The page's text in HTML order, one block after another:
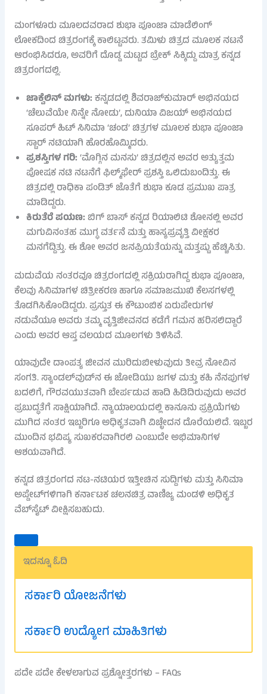
ಮಂಗಳೂರು ಮೂಲದವರಾದ ಶುಭಾ ಪೂಂಜಾ ಮಾಡೆಲಿಂಗ್
ಲೋಕದಿಂದ ಚಿತ್ರರಂಗಕ್ಕೆ ಕಾಲಿಟ್ಟವರು. ತಮಿಳು ಚಿತ್ರದ ಮೂಲಕ ನಟನೆ
ಆರಂಭಿಸಿದರೂ, ಅವರಿಗೆ ದೊಡ್ಡ ಮಟ್ಟದ ಬ್ರೇಕ್ ಸಿಕ್ಕಿದ್ದು ಮಾತ್ರ ಕನ್ನಡ
ಚಿತ್ರರಂಗದಲ್ಲಿ.
ಜಾಕ್ವೆಲಿನ್ ಮಗಳು:ಕನ್ನಡದಲ್ಲಿ ಶಿವರಾಜ್‌ಕುಮಾರ್ ಅಭಿನಯದ
‘ಚೆಲುವೆಯೇ ನಿನ್ನೇ ನೋಡು’, ದುನಿಯಾ ವಿಜಯ್ ಅಭಿನಯದ
ಸೂಪರ್ ಹಿಟ್ ಸಿನಿಮಾ ‘ಚಂಡ’ ಚಿತ್ರಗಳ ಮೂಲಕ ಶುಭಾ ಪೂಂಜಾ
ಸ್ಟಾರ್ ನಟಿಯಾಗಿ ಹೊರಹೊಮ್ಮಿದರು.
ಪ್ರಶಸ್ತಿಗಳ ಗರಿ:‘ಮೊಗ್ಗಿನ ಮನಸು’ ಚಿತ್ರದಲ್ಲಿನ ಅವರ ಅತ್ಯುತ್ತಮ
ಪೋಷಕ ನಟಿ ನಟನೆಗೆ ಫಿಲ್ಮ್‌ಫೇರ್ ಪ್ರಶಸ್ತಿ ಒಲಿದುಬಂದಿತ್ತು. ಈ
ಚಿತ್ರದಲ್ಲಿ ರಾಧಿಕಾ ಪಂಡಿತ್ ಜೊತೆಗೆ ಶುಭಾ ಕೂಡ ಪ್ರಮುಖ ಪಾತ್ರ
ಮಾಡಿದ್ದರು.
ಕಿರುತೆರೆ ಪಯಣ:ಬಿಗ್ ಬಾಸ್ ಕನ್ನಡ ರಿಯಾಲಿಟಿ ಶೋನಲ್ಲಿ ಅವರ
ಮಗುವಿನಂತಹ ಮುಗ್ಧ ವರ್ತನೆ ಮತ್ತು ಹಾಸ್ಯಪ್ರವೃತ್ತಿ ವೀಕ್ಷಕರ
ಮನಗೆದ್ದಿತ್ತು. ಈ ಶೋ ಅವರ ಜನಪ್ರಿಯತೆಯನ್ನು ಮತ್ತಷ್ಟು ಹೆಚ್ಚಿಸಿತು.
ಮದುವೆಯ ನಂತರವೂ ಚಿತ್ರರಂಗದಲ್ಲಿ ಸಕ್ರಿಯರಾಗಿದ್ದ ಶುಭಾ ಪೂಂಜಾ,
ಕೆಲವು ಸಿನಿಮಾಗಳ ಚಿತ್ರೀಕರಣ ಹಾಗೂ ಸಮಾಜಮುಖಿ ಕೆಲಸಗಳಲ್ಲಿ
ತೊಡಗಿಸಿಕೊಂಡಿದ್ದರು. ಪ್ರಸ್ತುತ ಈ ಕೌಟುಂಬಿಕ ಏರುಪೇರುಗಳ
ನಡುವೆಯೂ ಅವರು ತಮ್ಮ ವೃತ್ತಿಜೀವನದ ಕಡೆಗೆ ಗಮನ ಹರಿಸಲಿದ್ದಾರೆ
ಎಂದು ಅವರ ಆಪ್ತ ವಲಯದ ಮೂಲಗಳು ತಿಳಿಸಿವೆ.
ಯಾವುದೇ ದಾಂಪತ್ಯ ಜೀವನ ಮುರಿದುಬೀಳುವುದು ತೀವ್ರ ನೋವಿನ
ಸಂಗತಿ. ಸ್ಯಾಂಡಲ್‌ವುಡ್‌ನ ಈ ಜೋಡಿಯು ಜಗಳ ಮತ್ತು ಕಹಿ ನೆನಪುಗಳ
ಬದಲಿಗೆ, ಗೌರವಯುತವಾಗಿ ಬೇರ್ಪಡುವ ಹಾದಿ ಹಿಡಿದಿರುವುದು ಅವರ
ಪ್ರಬುದ್ಧತೆಗೆ ಸಾಕ್ಷಿಯಾಗಿದೆ. ನ್ಯಾಯಾಲಯದಲ್ಲಿ ಕಾನೂನು ಪ್ರಕ್ರಿಯೆಗಳು
ಮುಗಿದ ನಂತರ ಇಬ್ಬರಿಗೂ ಅಧಿಕೃತವಾಗಿ ವಿಚ್ಛೇದನ ದೊರೆಯಲಿದೆ. ಇಬ್ಬರ
ಮುಂದಿನ ಭವಿಷ್ಯ ಸುಖಕರವಾಗಿರಲಿ ಎಂಬುದೇ ಅಭಿಮಾನಿಗಳ
ಆಶಯವಾಗಿದೆ.
ಕನ್ನಡ ಚಿತ್ರರಂಗದ ನಟ-ನಟಿಯರ ಇತ್ತೀಚಿನ ಸುದ್ದಿಗಳು ಮತ್ತು ಸಿನಿಮಾ
ಅಪ್ಡೇಟ್‌ಗಳಿಗಾಗಿ ಕರ್ನಾಟಕ ಚಲನಚಿತ್ರ ವಾಣಿಜ್ಯ ಮಂಡಳಿ ಅಧಿಕೃತ
ವೆಬ್‌ಸೈಟ್ ವೀಕ್ಷಿಸಬಹುದು.
ಇದನ್ನೂ ಓದಿ
ಸರ್ಕಾರಿ ಯೋಜನೆಗಳು
ಸರ್ಕಾರಿ ಉದ್ಯೋಗ ಮಾಹಿತಿಗಳು
ಪದೇ ಪದೇ ಕೇಳಲಾಗುವ ಪ್ರಶ್ನೋತ್ತರಗಳು – FAQs